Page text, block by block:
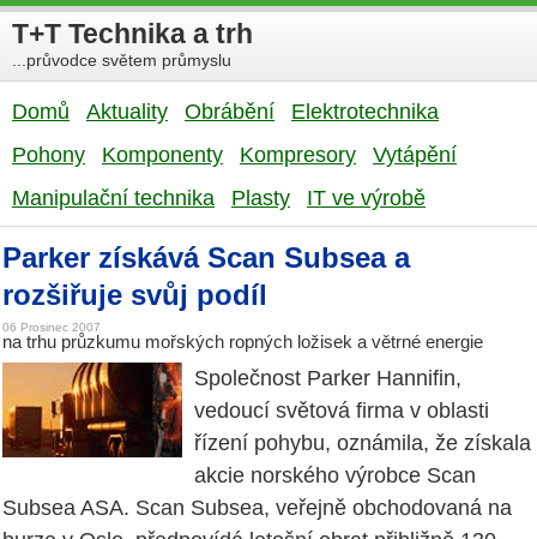
T+T Technika a trh
...průvodce světem průmyslu
Domů Aktuality Obrábění
Elektrotechnika
Pohony
Komponenty Kompresory
Vytápění
Manipulační technika
Plasty IT ve výrobě
Parker získává Scan Subsea a
rozšiřuje svůj podíl
06 Prosinec 2007
na trhu průzkumu mořských ropných ložisek a větrné energie
Společnost Parker Hannifin,
vedoucí světová firma v oblasti
řízení pohybu, oznámila, že získala
akcie norského výrobce Scan
Subsea ASA. Scan Subsea, veřejně obchodovaná na